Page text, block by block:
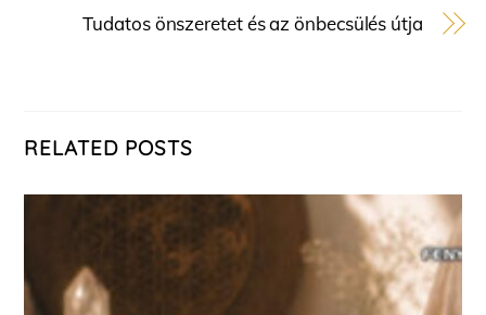
Tudatos önszeretet és az önbecsülés útja
RELATED POSTS